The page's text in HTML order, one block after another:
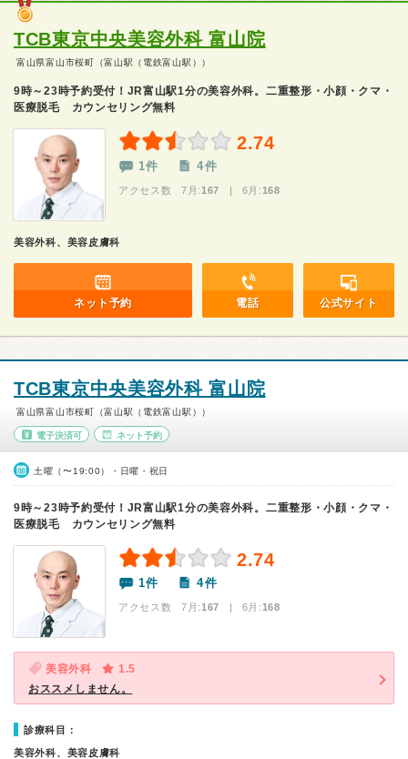
TCB東京中央美容外科 富山院
富山県富山市桜町（富山駅（電鉄富山駅））
9時～23時予約受付！JR富山駅1分の美容外科。二重整形・小顔・クマ・
医療脱毛 カウンセリング無料
2.74
1件 4件
アクセス数 7月: 167 | 6月: 168
美容外科、美容皮膚科
ネット予約 電話 公式サイト
TCB東京中央美容外科 富山院
富山県富山市桜町（富山駅（電鉄富山駅））
電子決済可 ネット予約
土曜（〜19:00）・日曜・祝日
9時～23時予約受付！JR富山駅1分の美容外科。二重整形・小顔・クマ・
医療脱毛 カウンセリング無料
2.74
1件 4件
アクセス数 7月:167 | 6月:168
美容外科
1.5
おススメしません。
診療科目：
美容外科、美容皮膚科